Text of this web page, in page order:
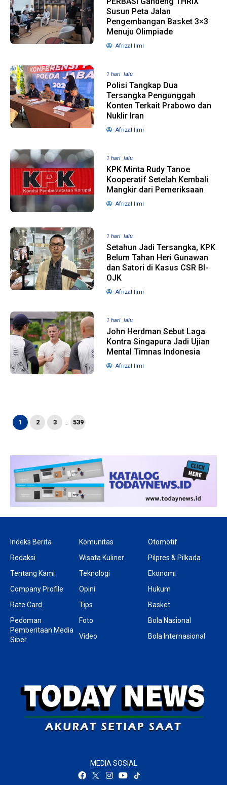
Susun Peta Jalan
Pengembangan Basket 3×3
Menuju Olimpiade
Afrizal Ilmi
1 hari lalu
Polisi Tangkap Dua
Tersangka Pengunggah
Konten Terkait Prabowo dan
Nuklir Iran
Afrizal Ilmi
1 hari lalu
KPK Minta Rudy Tanoe
Kooperatif Setelah Kembali
Mangkir dari Pemeriksaan
Afrizal Ilmi
1 hari lalu
Setahun Jadi Tersangka, KPK
Belum Tahan Heri Gunawan
dan Satori di Kasus CSR BI-
OJK
Afrizal Ilmi
1 hari lalu
John Herdman Sebut Laga
Kontra Singapura Jadi Ujian
Mental Timnas Indonesia
Afrizal Ilmi
1 2 3 539
Indeks Berita
Redaksi
Tentang Kami
Company Profile
Rate Card
Pedoman
Pemberitaan Media
Siber
Komunitas
Wisata Kuliner
Teknologi
Opini
Tips
Foto
Video
Otomotif
Pilpres & Pilkada
Ekonomi
Hukum
Basket
Bola Nasional
Bola Internasional
MEDIA SOSIAL